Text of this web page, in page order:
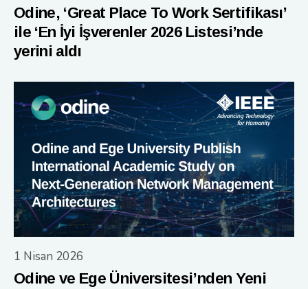
Odine, ‘Great Place To Work Sertifikası’
ile ‘En İyi İşverenler 2026 Listesi’nde
yerini aldı
1 Nisan 2026
Odine ve Ege Üniversitesi’nden Yeni